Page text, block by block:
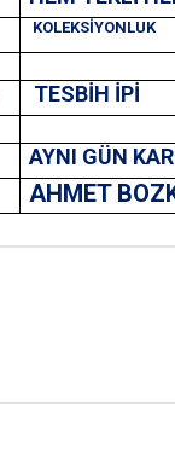
KOLEKSİYONLUK
TESBİH İPİ
AYNI GÜN
AHMET